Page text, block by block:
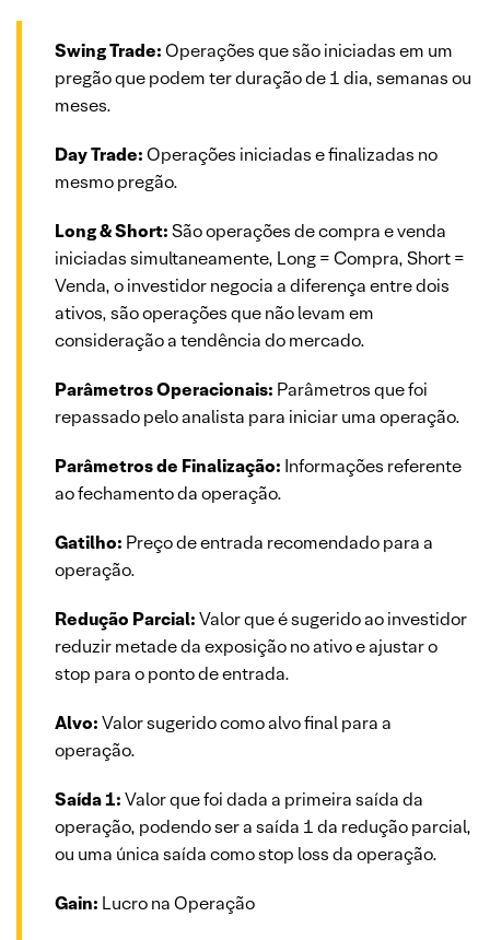
Swing Trade:Operações que são iniciadas em um
pregão que podem ter duração de 1 dia, semanas ou
meses.
Day Trade:Operações iniciadas e finalizadas no
mesmo pregão.
Long & Short:São operações de compra e venda
iniciadas simultaneamente, Long = Compra, Short =
Venda, o investidor negocia a diferença entre dois
ativos, são operações que não levam em
consideração a tendência do mercado.
Parâmetros Operacionais: Parâmetros que foi
repassado pelo analista para iniciar uma operação.
Parâmetros de Finalização: Informações referente
ao fechamento da operação.
Gatilho: Preço de entrada recomendado para a
operação.
Redução Parcial:Valor que é sugerido ao investidor
reduzir metade da exposição no ativo e ajustar o
stop para o ponto de entrada.
Alvo:Valor sugerido como alvo final para a
operação.
Saída 1:Valor que foi dada a primeira saída da
operação, podendo ser a saída 1 da redução parcial,
ou uma única saída como stop loss da operação.
Gain: Lucro na Operação